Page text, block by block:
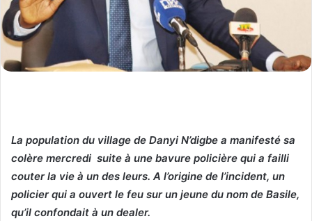
La population du village de Danyi N’digbe a manifesté sa
colère mercredi suite à une bavure policière qui a failli
couter la vie à un des leurs. A l’origine de l’incident, un
policier qui a ouvert le feu sur un jeune du nom de Basile,
qu’il confondait à un dealer.